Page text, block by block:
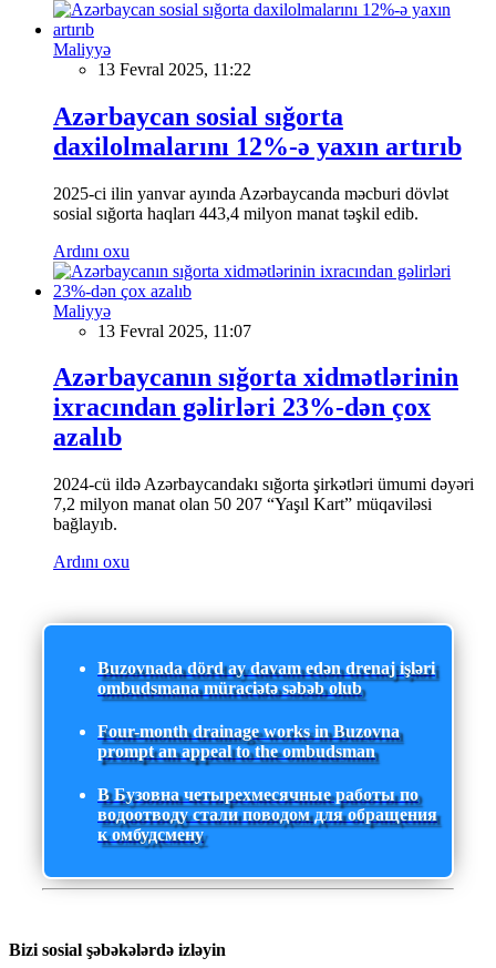
Maliyyə
13 Fevral 2025, 11:22
Azərbaycan sosial sığorta
daxilolmalarını 12%-ə yaxın artırıb
2025-ci ilin yanvar ayında Azərbaycanda məcburi dövlət
sosial sığorta haqları 443,4 milyon manat təşkil edib.
Ardını oxu
Maliyyə
13 Fevral 2025, 11:07
Azərbaycanın sığorta xidmətlərinin
ixracından gəlirləri 23%-dən çox
azalıb
2024-cü ildə Azərbaycandakı sığorta şirkətləri ümumi dəyəri
7,2 milyon manat olan 50 207 “Yaşıl Kart” müqaviləsi
bağlayıb.
Ardını oxu
Buzovnada dörd ay davam edən drenaj işləri
ombudsmana müraciətə səbəb olub
Four-month drainage works in Buzovna
prompt an appeal to the ombudsman
В Бузовна четырехмесячные работы по
водоотводу стали поводом для обращения
к омбудсмену
Bizi sosial şəbəkələrdə izləyin